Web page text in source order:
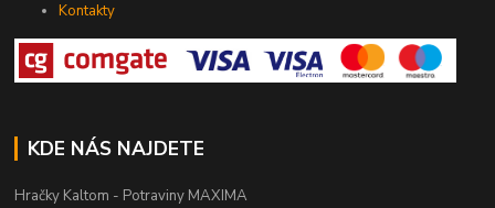
Kontakty
KDE NÁS NAJDETE
Hračky Kaltom - Potraviny MAXIMA